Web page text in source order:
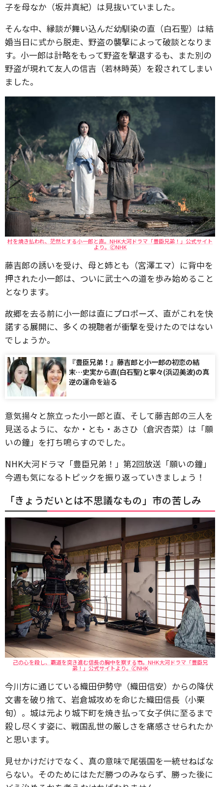
子を母なか（坂井真紀）は見抜いていました。
そんな中、縁談が舞い込んだ幼馴染の直（白石聖）は結
婚当日に式から脱走、野盗の襲撃によって破談となりま
す。小一郎は計略をもって野盗を撃退するも、また別の
野盗が現れて友人の信吉（若林時英）を殺されてしまい
ました。
村を焼き払われ、茫然とする小一郎と直。NHK大河ドラマ「豊臣兄弟！」公式サイト
より。🄫NHK
藤吉郎の誘いを受け、母と姉とも（宮澤エマ）に背中を
押された小一郎は、ついに武士への道を歩み始めること
となります。
故郷を去る前に小一郎は直にプロポーズ、直がこれを快
諾する展開に、多くの視聴者が衝撃を受けたのではない
でしょうか。
『豊臣兄弟！』藤吉郎と小一郎の初恋の結
末…史実から直(白石聖)と寧々(浜辺美波)の真
逆の運命を辿る
意気揚々と旅立った小一郎と直、そして藤吉郎の三人を
見送るように、なか・とも・あさひ（倉沢杏菜）は「願
いの鐘」を打ち鳴らすのでした。
NHK大河ドラマ「豊臣兄弟！」第2回放送「願いの鐘」
今週も気になるトピックを振り返っていきましょう！
「きょうだいとは不思議なもの」市の苦しみ
己の心を殺し、覇道を突き進む信長の胸中を察する市。NHK大河ドラマ「豊臣兄
弟！」公式サイトより。🄫NHK
今川方に通じている織田伊勢守（織田信安）からの降伏
文書を破り捨て、岩倉城攻めを命じた織田信長（小栗
旬）。城は元より城下町を焼き払って女子供に至るまで
殺し尽くす姿に、戦国乱世の厳しさを痛感させられたか
と思います。
見せかけだけでなく、真の意味で尾張国を一統せねばな
らない。そのためにはただ勝つのみならず、勝った後に